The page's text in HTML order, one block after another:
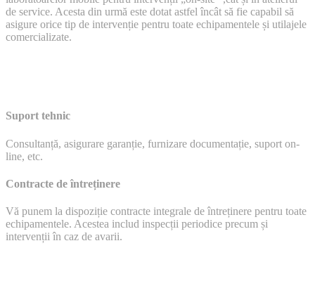
de service. Acesta din urmă este dotat astfel încât să fie capabil să
asigure orice tip de intervenție pentru toate echipamentele și utilajele
comercializate.
Suport tehnic
Consultanță, asigurare garanție, furnizare documentație, suport on-
line, etc.
Contracte de întreținere
Vă punem la dispoziție contracte integrale de întreținere pentru toate
echipamentele. Acestea includ inspecții periodice precum și
intervenții în caz de avarii.